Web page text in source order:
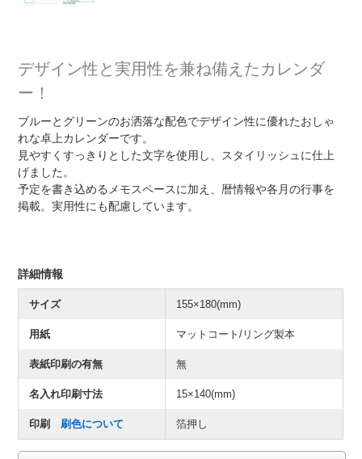
デザイン性と実用性を兼ね備えたカレンダ
ー！
ブルーとグリーンのお洒落な配色でデザイン性に優れたおしゃ
れな卓上カレンダーです。
見やすくすっきりとした文字を使用し、スタイリッシュに仕上
げました。
予定を書き込めるメモスペースに加え、暦情報や各月の行事を
掲載。実用性にも配慮しています。
詳細情報
サイズ 155×180(mm)
用紙 マットコート/リング製本
表紙印刷の有無 無
名入れ印刷寸法 15×140(mm)
印刷 刷色について 箔押し